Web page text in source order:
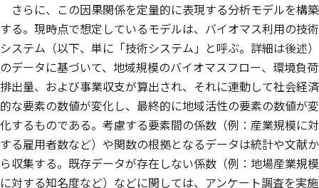
さらに、この因果関係を定量的に表現する分析モデルを構築
する。現時点で想定しているモデルは、バイオマス利用の技術
システム（以下、単に「技術システム」と呼ぶ。詳細は後述）
のデータに基づいて、地域規模のバイオマスフロー、環境負荷
排出量、および事業収支が算出され、それに連動して社会経済
的な要素の数値が変化し、最終的に地域活性の要素の数値が変
化するものである。考慮する要素間の係数（例：産業規模に対
する雇用者数など）や関数の根拠となるデータは統計や文献か
ら収集する。既存データが存在しない係数（例：地場産業規模
に対する知名度など）などに関しては、アンケート調査を実施